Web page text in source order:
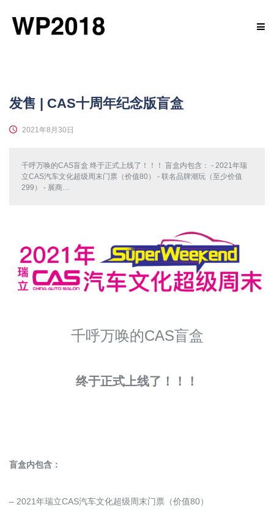
发售 | CAS十周年纪念版盲盒
2021年8月30日
千呼万唤的CAS盲盒 终于正式上线了！！！ 盲盒内包含： - 2021年瑞
立CAS汽车文化超级周末门票（价值80） - 联名品牌潮玩（至少价值
299） - 展商…
千呼万唤的CAS盲盒
终于正式上线了！！！
盲盒内包含：
– 2021年瑞立CAS汽车文化超级周末门票（价值80）